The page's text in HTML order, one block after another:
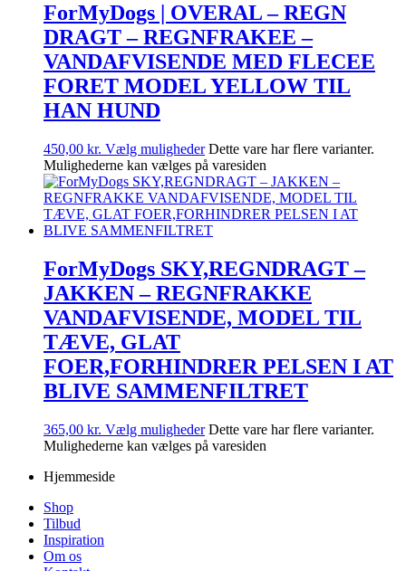
ForMyDogs | OVERAL – REGN
DRAGT – REGNFRAKEE –
VANDAFVISENDE MED FLECEE
FORET MODEL YELLOW TIL
HAN HUND
450,00 kr. Vælg muligheder Dette vare har flere varianter.
Mulighederne kan vælges på varesiden
ForMyDogs SKY,REGNDRAGT –
JAKKEN – REGNFRAKKE
VANDAFVISENDE, MODEL TIL
TÆVE, GLAT
FOER,FORHINDRER PELSEN I AT
BLIVE SAMMENFILTRET
365,00 kr. Vælg muligheder Dette vare har flere varianter.
Mulighederne kan vælges på varesiden
Hjemmeside
Shop
Tilbud
Inspiration
Om os